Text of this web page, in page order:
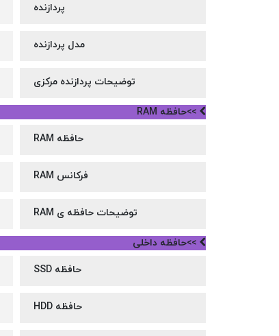
پردازنده
مدل پردازنده
توضیحات پردازنده مرکزی
>>حافظه RAM
حافظه RAM
فرکانس RAM
توضیحات حافظه ی RAM
>>حافظه داخلی
حافظه SSD
حافظه HDD